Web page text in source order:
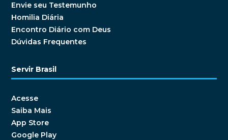
Envie seu Testemunho
Homilia Diária
Encontro Diário com Deus
Dúvidas Frequentes
Servir Brasil
Acesse
Saiba Mais
App Store
Google Play